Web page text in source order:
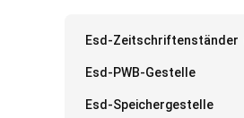
Esd-Zeitschriftenständer
Esd-PWB-Gestelle
Esd-Speichergestelle